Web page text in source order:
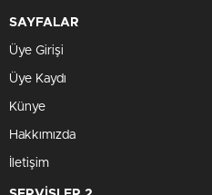
SAYFALAR
Üye Girişi
Üye Kaydı
Künye
Hakkımızda
İletişim